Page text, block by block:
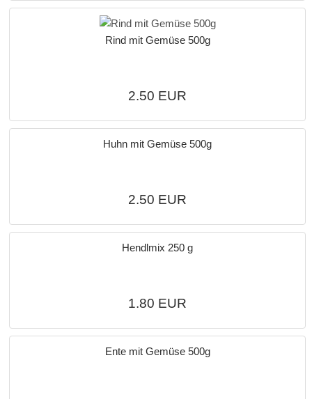
Rind mit Gemüse 500g
2.50 EUR
Huhn mit Gemüse 500g
2.50 EUR
Hendlmix 250 g
1.80 EUR
Ente mit Gemüse 500g